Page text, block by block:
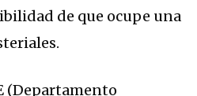
de que ocupe una
(Departamento